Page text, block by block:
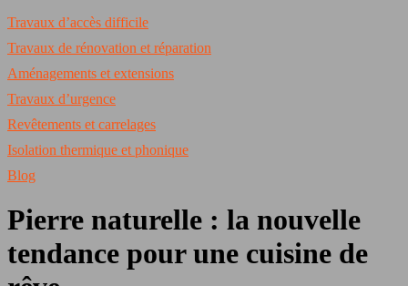
Travaux d’accès difficile
Travaux de rénovation et réparation
Aménagements et extensions
Travaux d’urgence
Revêtements et carrelages
Isolation thermique et phonique
Blog
Pierre naturelle : la nouvelle
tendance pour une cuisine de